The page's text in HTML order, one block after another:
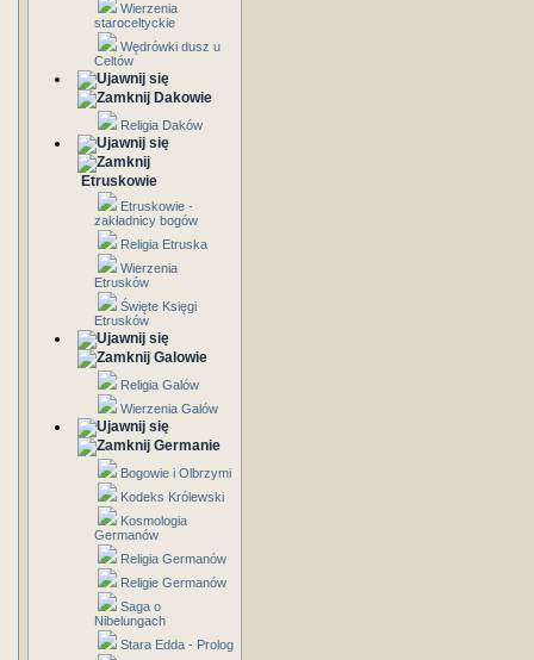
Wierzenia
staroceltyckie
Wędrówki dusz u
Celtów
Dakowie
Religia Daków
Etruskowie
Etruskowie -
zakładnicy bogów
Religia Etruska
Wierzenia
Etrusków
Święte Księgi
Etrusków
Galowie
Religia Galów
Wierzenia Galów
Germanie
Bogowie i Olbrzymi
Kodeks Królewski
Kosmologia
Germanów
Religia Germanów
Religie Germanów
Saga o
Nibelungach
Stara Edda - Prolog